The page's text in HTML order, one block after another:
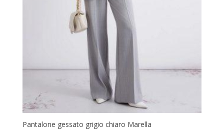
Pantalone gessato grigio chiaro Marella